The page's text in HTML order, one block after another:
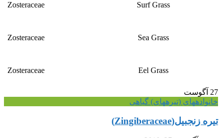
Surf Grass
Zosteraceae
Sea Grass
Zosteraceae
Eel Grass
Zosteraceae
27 آگوست
خانواده‎های (تیره‎های) گیاهی
تیره زنجبیل(Zingiberaceae)